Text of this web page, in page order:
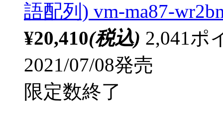
語配列) vm-ma87-
¥20,410(税込) 2,041ポ
2021/07/08発売
限定数終了